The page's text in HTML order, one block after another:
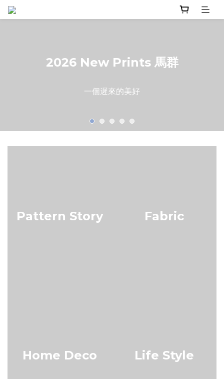
2026 New Prints 馬群
一個遲來的美好
Pattern Story Fabric
Home Deco Life Style